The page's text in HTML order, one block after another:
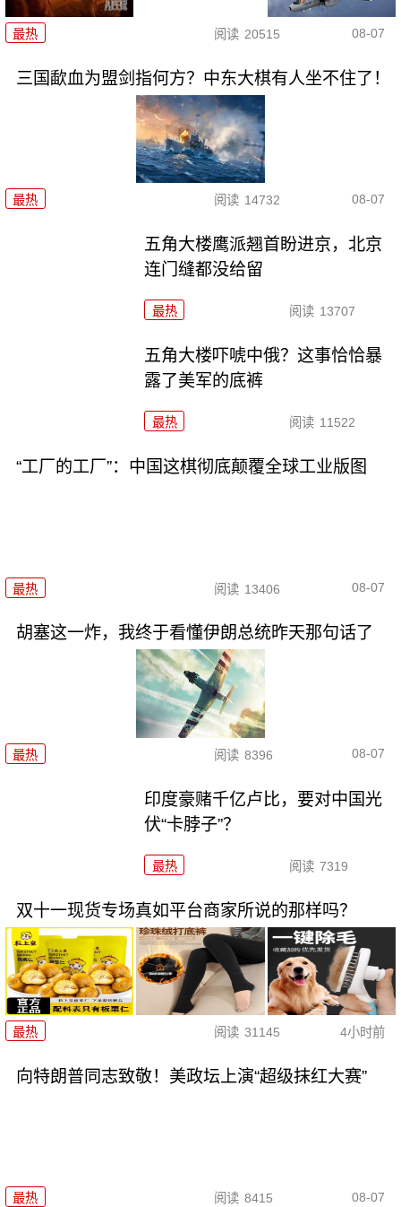
最热 阅读 20515 08-07
三国歃血为盟剑指何方？中东大棋有人坐不住了！
最热 阅读 14732 08-07
五角大楼鹰派翘首盼进京，北京
连门缝都没给留
最热 阅读 13707
五角大楼吓唬中俄？这事恰恰暴
露了美军的底裤
最热 阅读 11522
“工厂的工厂”：中国这棋彻底颠覆全球工业版图
最热 阅读 13406 08-07
胡塞这一炸，我终于看懂伊朗总统昨天那句话了
最热 阅读 8396 08-07
印度豪赌千亿卢比，要对中国光
伏“卡脖子”？
最热 阅读 7319
双十一现货专场真如平台商家所说的那样吗？
最热 阅读 31145 4小时前
向特朗普同志致敬！美政坛上演“超级抹红大赛”
最热 阅读 8415 08-07